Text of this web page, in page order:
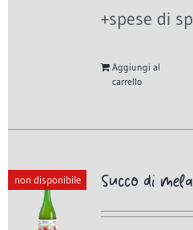
+spese di
Aggiungi al
carrello
non disponibile Succo di